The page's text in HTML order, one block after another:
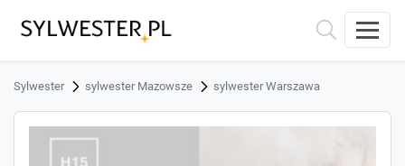
Sylwester sylwester Mazowsze sylwester Warszawa